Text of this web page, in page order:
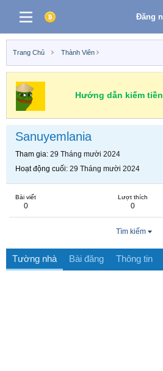
Đăng
Trang Chủ Thành Viên
Hướng dẫn kiếm
Sanuyemlania
Tham gia 29 Tháng mười 2024
Hoạt động cuối 29 Tháng mười 2024
Bài viết
0
Lượt thích
0
Tìm kiếm
Tường nhà Bài đăng Thông tin